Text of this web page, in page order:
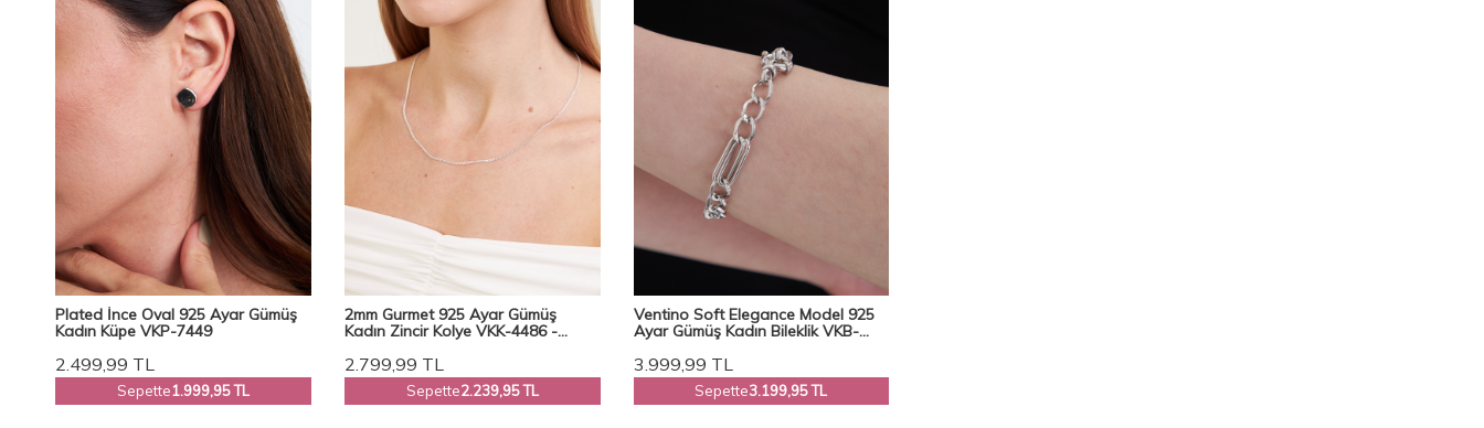
Plated İnce Oval 925 Ayar Gümüş
Kadın Küpe VKP-7449
2.499,99 TL
Sepette1.999,95 TL
2mm Gurmet 925 Ayar Gümüş
Kadın Zincir Kolye VKK-4486 -
2.799,99 TL
Sepette2.239,95 TL
Ventino Soft Elegance Model 925
Ayar Gümüş Kadın Bileklik VKB-
3.999,99 TL
Sepette3.199,95 TL